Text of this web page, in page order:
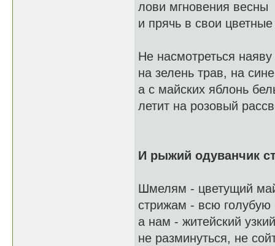
лови мгновения весны
и прячь в свои
Не насмотреться наяву
на зелень трав, на
а с майских яблонь
летит на розовый
И рыжий одуванчик
Шмелям - цветущий
стрижам - всю голубую
а нам - житейский
не разминуться, не